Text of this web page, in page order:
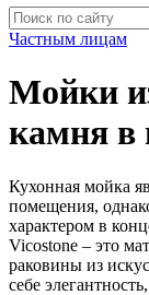
Частным лицам
Мойки
камня в
Кухонная мойка
помещения,
характером в
Vicostone – это
раковины из
себе